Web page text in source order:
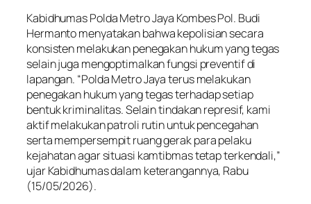
Kabidhumas Polda Metro Jaya Kombes Pol. Budi
Hermanto menyatakan bahwa kepolisian secara
konsisten melakukan penegakan hukum yang tegas
selain juga mengoptimalkan fungsi preventif di
lapangan. “Polda Metro Jaya terus melakukan
penegakan hukum yang tegas terhadap setiap
bentuk kriminalitas. Selain tindakan represif, kami
aktif melakukan patroli rutin untuk pencegahan
serta mempersempit ruang gerak para pelaku
kejahatan agar situasi kamtibmas tetap terkendali,”
ujar Kabidhumas dalam keterangannya, Rabu
(15/05/2026).